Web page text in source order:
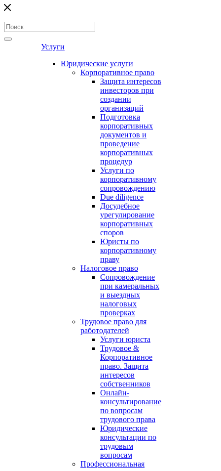
Услуги
Юридические услуги
Корпоративное право
Защита интересов
инвесторов при
создании
организаций
Подготовка
корпоративных
документов и
проведение
корпоративных
процедур
Услуги по
корпоративному
сопровождению
Due diligence
Досудебное
урегулирование
корпоративных
споров
Юристы по
корпоративному
праву
Налоговое право
Сопровождение
при камеральных
и выездных
налоговых
проверках
Трудовое право для
работодателей
Услуги юриста
Трудовое &
Корпоративное
право. Защита
интересов
собственников
Онлайн-
консультирование
по вопросам
трудового права
Юридические
консультации по
трудовым
вопросам
Профессиональная